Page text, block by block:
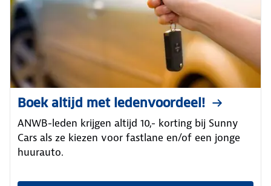
Boek altijd met ledenvoordeel!
ANWB-leden krijgen altijd 10,- korting bij Sunny
Cars als ze kiezen voor fastlane en/of een jonge
huurauto.